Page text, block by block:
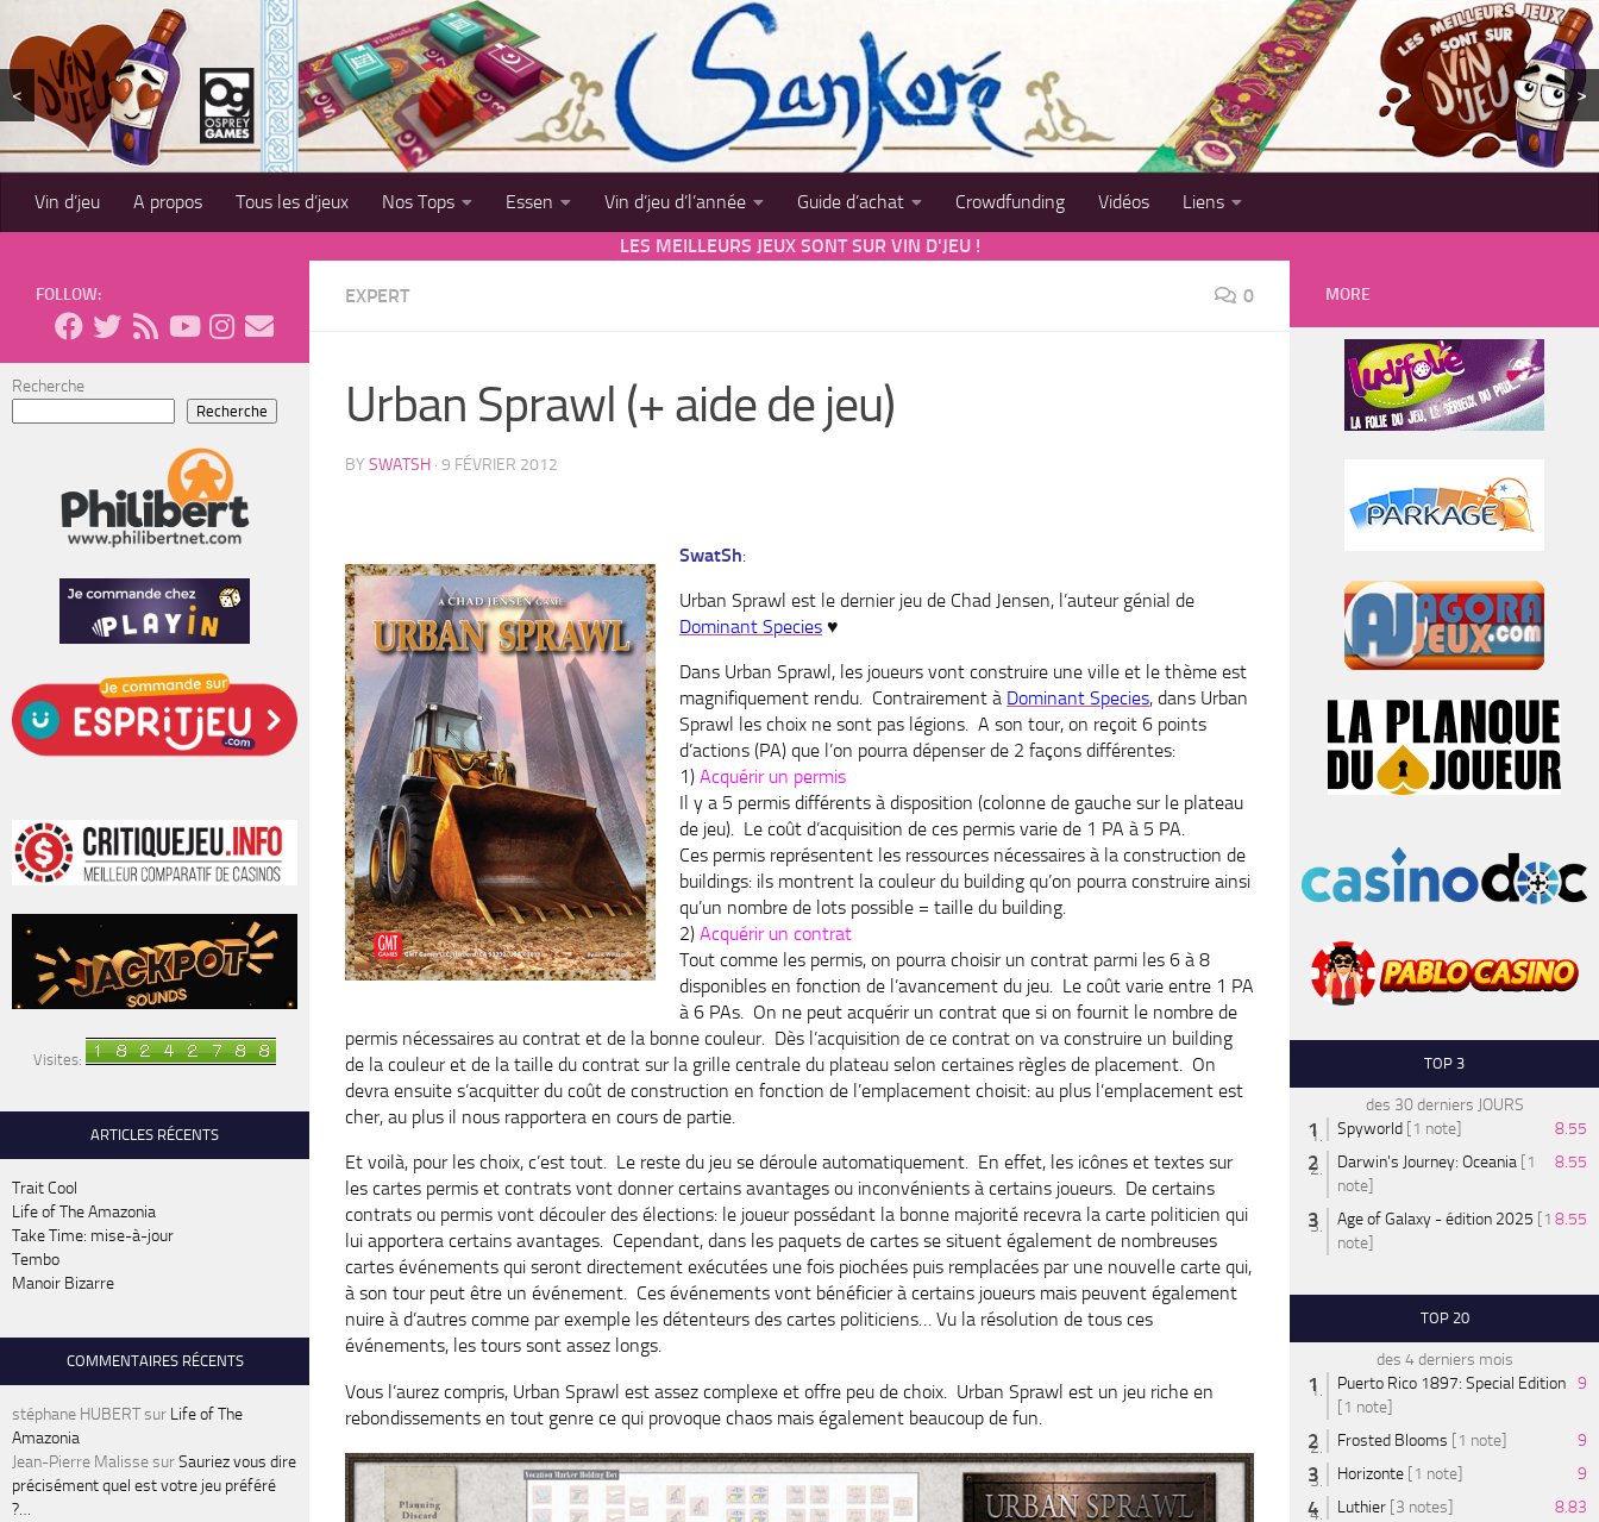
Skip to content
< >
Vin d’jeu A propos Tous les d’jeux Nos Tops Essen Vin d’jeu d’l’année Guide d’achat Crowdfunding Vidéos
Liens
LES MEILLEURS JEUX SONT SUR VIN D'JEU !
EXPERT 0
Urban Sprawl (+ aide de jeu)
BY SWATSH · 9 FÉVRIER 2012
SwatSh:
Urban Sprawl est le dernier jeu de Chad Jensen, l’auteur génial de
Dominant Species ♥
Dans Urban Sprawl, les joueurs vont construire une ville et le thème est
magnifiquement rendu. Contrairement à Dominant Species, dans Urban
Sprawl les choix ne sont pas légions. A son tour, on reçoit 6 points
d’actions (PA) que l’on pourra dépenser de 2 façons différentes:
1) Acquérir un permis
Il y a 5 permis différents à disposition (colonne de gauche sur le plateau
de jeu). Le coût d’acquisition de ces permis varie de 1 PA à 5 PA.
Ces permis représentent les ressources nécessaires à la construction de
buildings: ils montrent la couleur du building qu’on pourra construire ainsi
qu’un nombre de lots possible = taille du building.
2) Acquérir un contrat
Tout comme les permis, on pourra choisir un contrat parmi les 6 à 8
disponibles en fonction de l’avancement du jeu. Le coût varie entre 1 PA
à 6 PAs. On ne peut acquérir un contrat que si on fournit le nombre de
permis nécessaires au contrat et de la bonne couleur. Dès l’acquisition de ce contrat on va construire un building
de la couleur et de la taille du contrat sur la grille centrale du plateau selon certaines règles de placement. On
devra ensuite s’acquitter du coût de construction en fonction de l’emplacement choisit: au plus l’emplacement est
cher, au plus il nous rapportera en cours de partie.
Et voilà, pour les choix, c’est tout. Le reste du jeu se déroule automatiquement. En effet, les icônes et textes sur
les cartes permis et contrats vont donner certains avantages ou inconvénients à certains joueurs. De certains
contrats ou permis vont découler des élections: le joueur possédant la bonne majorité recevra la carte politicien qui
lui apportera certains avantages. Cependant, dans les paquets de cartes se situent également de nombreuses
cartes événements qui seront directement exécutées une fois piochées puis remplacées par une nouvelle carte qui,
à son tour peut être un événement. Ces événements vont bénéficier à certains joueurs mais peuvent également
nuire à d’autres comme par exemple les détenteurs des cartes politiciens… Vu la résolution de tous ces
événements, les tours sont assez longs.
Vous l’aurez compris, Urban Sprawl est assez complexe et offre peu de choix. Urban Sprawl est un jeu riche en
rebondissements en tout genre ce qui provoque chaos mais également beaucoup de fun.
FOLLOW:
Recherche
Recherche
Visites:
ARTICLES RÉCENTS
Trait Cool
Life of The Amazonia
Take Time: mise-à-jour
Tembo
Manoir Bizarre
COMMENTAIRES RÉCENTS
stéphane HUBERTsur Life of The
Amazonia
Jean-Pierre MalissesurSauriez vous dire
précisément quel est votre jeu préféré
?…
MORE
TOP 3
des 30 derniers JOURS
Spyworld [1 note]
8.55
Darwin's Journey: Oceania [1
note]
8.55
Age of Galaxy - édition 2025 [1
note]
8.55
TOP 20
des 4 derniers mois
Puerto Rico 1897: Special Edition
[1 note]
9
Frosted Blooms [1 note]
9
Horizonte [1 note]
9
Luthier [3 notes]
8.83